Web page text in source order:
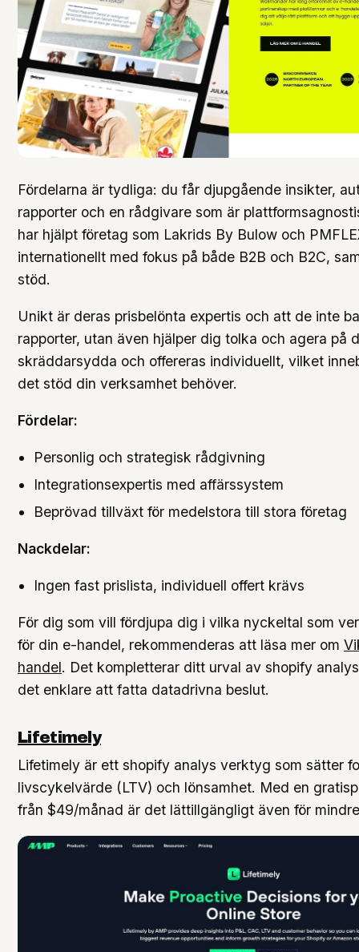
Fördelarna är tydliga: du får djupgående insikter,
rapporter och en rådgivare som är
har hjälpt företag som Lakrids By Bulow och
internationellt med fokus på både B2B och B2C,
stöd.
Unikt är deras prisbelönta expertis och att de inte
rapporter, utan även hjälper dig tolka och agera på
skräddarsydda och offereras individuellt, vilket
det stöd din verksamhet behöver.
Fördelar:
Personlig och strategisk rådgivning
Integrationsexpertis med affärssystem
Beprövad tillväxt för medelstora till stora företag
Nackdelar:
Ingen fast prislista, individuell offert krävs
För dig som vill fördjupa dig i vilka nyckeltal som
för din e-handel, rekommenderas att läsa mer om
handel. Det kompletterar ditt urval av shopify
det enklare att fatta datadrivna beslut.
Lifetimely
Lifetimely är ett shopify analys verktyg som sätter
livscykelvärde (LTV) och lönsamhet. Med en
från $49/månad är det lättillgängligt även för